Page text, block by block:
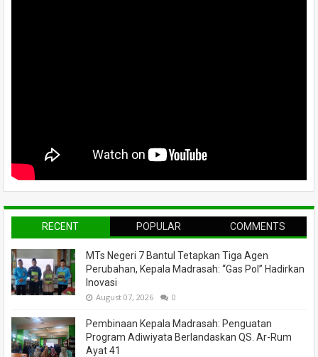
RECENT POPULAR COMMENTS
MTs Negeri 7 Bantul Tetapkan Tiga Agen
Perubahan, Kepala Madrasah: “Gas Pol” Hadirkan
Inovasi
August 07, 2026 0
Pembinaan Kepala Madrasah: Penguatan
Program Adiwiyata Berlandaskan QS. Ar-Rum
Ayat 41